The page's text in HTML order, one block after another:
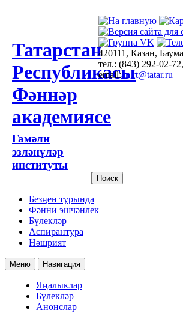
Татарстан
Республикасы
Фәннәр
академиясе
Гамәли
эзләнүләр
институты
420111, Казан,
тел.: (843) 292-02-
email:an.rt@tatar.ru
Безңен турында
Фәнни эшчәнлек
Бүлекләр
Аспирантура
Нәшрият
Меню Навигация
Яңалыклар
Бүлекләр
Анонслар